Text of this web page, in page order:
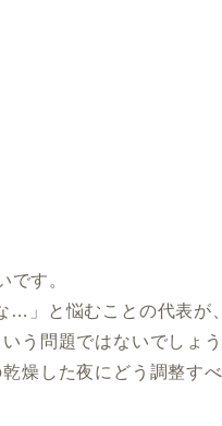
です。
…」と悩むことの代表が、
いう問題ではないでしょ
燥した夜にどう調整す